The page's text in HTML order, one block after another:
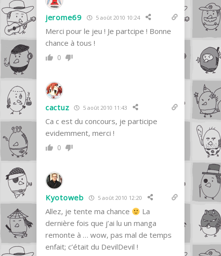
jerome69 5 août 2010 10:24
Merci pour le jeu ! Je partcipe ! Bonne
chance à tous !
0
cactuz 5 août 2010 11:43
Ca c est du concours, je participe
evidemment, merci !
0
Kyotoweb 5 août 2010 12:20
Allez, je tente ma chance
La
dernière fois que j’ai lu un manga
remonte à … wow, pas mal de temps
enfait; c’était du DevilDevil !